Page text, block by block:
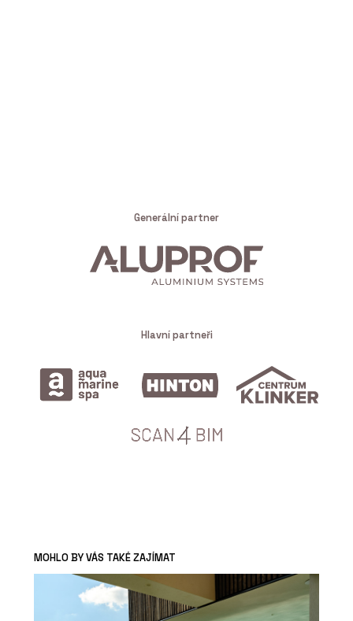
Generální partner
Hlavní partneři
MOHLO BY VÁS TAKÉ ZAJÍMAT